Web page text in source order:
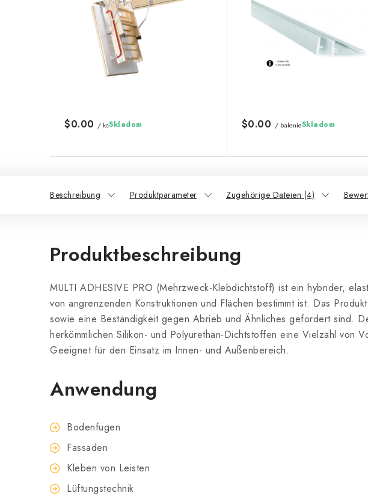
$0.00 / ksSkladom $0.00 / balenieSkladom
Beschreibung Produktparameter Zugehörige Dateien (4)
Produktbeschreibung
MULTI ADHESIVE PRO (Mehrzweck-Klebdichtstoff) ist ein hybrider,
von angrenzenden Konstruktionen und Flächen bestimmt ist. Das
sowie eine Beständigkeit gegen Abrieb und Ähnliches gefordert sind.
herkömmlichen Silikon- und Polyurethan-Dichtstoffen eine Vielzahl von
Geeignet für den Einsatz im Innen- und Außenbereich.
Anwendung
Bodenfugen
Fassaden
Kleben von Leisten
Lüftungstechnik